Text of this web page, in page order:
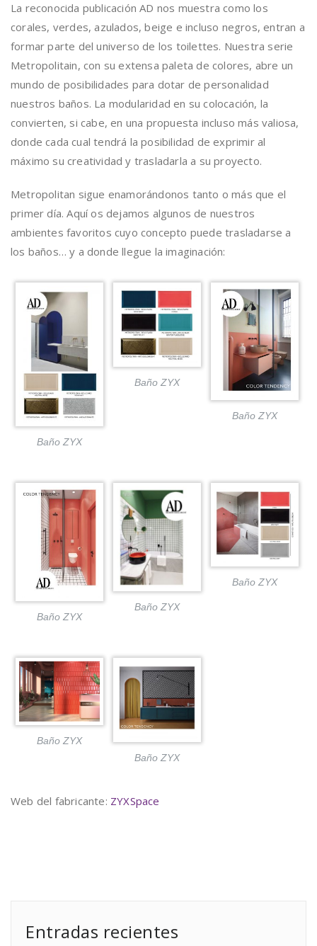
La reconocida publicación AD nos muestra como los
corales, verdes, azulados, beige e incluso negros, entran a
formar parte del universo de los toilettes. Nuestra serie
Metropolitain, con su extensa paleta de colores, abre un
mundo de posibilidades para dotar de personalidad
nuestros baños. La modularidad en su colocación, la
convierten, si cabe, en una propuesta incluso más valiosa,
donde cada cual tendrá la posibilidad de exprimir al
máximo su creatividad y trasladarla a su proyecto.
Metropolitan sigue enamorándonos tanto o más que el
primer día. Aquí os dejamos algunos de nuestros
ambientes favoritos cuyo concepto puede trasladarse a
los baños… y a donde llegue la imaginación:
Baño ZYX
Baño ZYX
Baño ZYX
Baño ZYX
Baño ZYX
Baño ZYX
Baño ZYX
Baño ZYX
Web del fabricante: ZYXSpace
Entradas recientes